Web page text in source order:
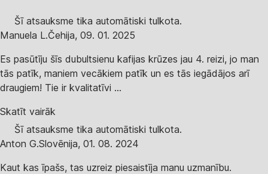
Šī atsauksme tika automātiski tulkota.
Manuela L.Čehija, 09. 01. 2025
Es pasūtīju šīs dubultsienu kafijas krūzes jau 4. reizi, jo man
tās patīk, maniem vecākiem patīk un es tās iegādājos arī
draugiem! Tie ir kvalitatīvi ...
Skatīt vairāk
Šī atsauksme tika automātiski tulkota.
Anton G.Slovēnija, 01. 08. 2024
Kaut kas īpašs, tas uzreiz piesaistīja manu uzmanību.